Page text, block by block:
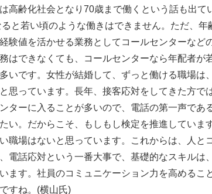
高齢化社会となり70歳まで働くという話も出て
と若い頃のような働きはできません。ただ、年
験値を活かせる業務としてコールセンターなど
はできなくても、コールセンターなら年配者が
いです。女性が結婚して、ずっと働ける職場は
思っています。長年、接客応対をしてきた方で
ターに入ることが多いので、電話の第一声であ
い。だからこそ、もしもし検定を推進していま
職場はないと思っています。これからは、人と
電話応対という一番大事で、基礎的なスキルは
ます。社員のコミュニケーション力を高めるこ
すね。(横山氏)